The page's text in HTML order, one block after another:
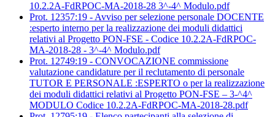
10.2.2A-FdRPOC-MA-2018-28 3^-4^ Modulo.pdf
Prot. 12357:19 - Avviso per selezione personale DOCENTE
:esperto interno per la realizzazione dei moduli didattici
relativi al Progetto PON-FSE - Codice 10.2.2A-FdRPOC-
MA-2018-28 - 3^-4^ Modulo.pdf
Prot. 12749:19 - CONVOCAZIONE commissione
valutazione candidature per il reclutamento di personale
TUTOR E PERSONALE :ESPERTO o per la realizzazione
dei moduli didattici relativi al Progetto PON-FSE – 3-^4^
MODULO Codice 10.2.2A-FdRPOC-MA-2018-28.pdf